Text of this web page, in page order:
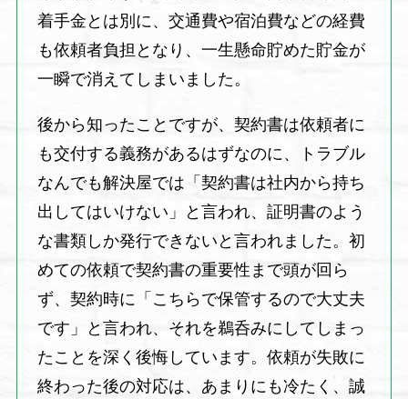
着手金とは別に、交通費や宿泊費などの経費
も依頼者負担となり、一生懸命貯めた貯金が
一瞬で消えてしまいました。
後から知ったことですが、契約書は依頼者に
も交付する義務があるはずなのに、トラブル
なんでも解決屋では「契約書は社内から持ち
出してはいけない」と言われ、証明書のよう
な書類しか発行できないと言われました。初
めての依頼で契約書の重要性まで頭が回ら
ず、契約時に「こちらで保管するので大丈夫
です」と言われ、それを鵜呑みにしてしまっ
たことを深く後悔しています。依頼が失敗に
終わった後の対応は、あまりにも冷たく、誠